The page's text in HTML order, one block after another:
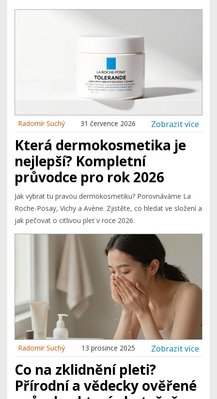
Radomír Suchý 31 července 2026 Zobrazit více
Která dermokosmetika je
nejlepší? Kompletní
průvodce pro rok 2026
Jak vybrat tu pravou dermokosmetiku? Porovnáváme La
Roche-Posay, Vichy a Avène. Zjistěte, co hledat ve složení a
jak pečovat o citlivou pleť v roce 2026.
Radomír Suchý 13 prosince 2025 Zobrazit více
Co na zklidnění pleti?
Přírodní a vědecky ověřené